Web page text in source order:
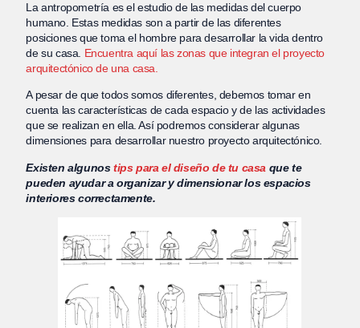
La antropometría es el estudio de las medidas del cuerpo
humano. Estas medidas son a partir de las diferentes
posiciones que toma el hombre para desarrollar la vida dentro
de su casa. Encuentra aquí las zonas que integran el proyecto
arquitectónico de una casa.
A pesar de que todos somos diferentes, debemos tomar en
cuenta las características de cada espacio y de las actividades
que se realizan en ella. Así podremos considerar algunas
dimensiones para desarrollar nuestro proyecto arquitectónico.
Existen algunostips para el diseño de tu casa que te
pueden ayudar a organizar y dimensionar los espacios
interiores correctamente.